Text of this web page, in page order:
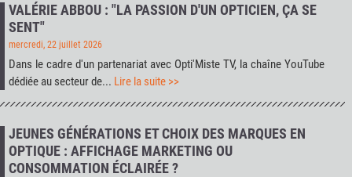
VALÉRIE ABBOU : "LA PASSION D'UN OPTICIEN, ÇA SE
SENT"
mercredi, 22 juillet 2026
Dans le cadre d'un partenariat avec Opti'Miste TV, la chaîne YouTube
dédiée au secteur de... Lire la suite >>
JEUNES GÉNÉRATIONS ET CHOIX DES MARQUES EN
OPTIQUE : AFFICHAGE MARKETING OU
CONSOMMATION ÉCLAIRÉE ?